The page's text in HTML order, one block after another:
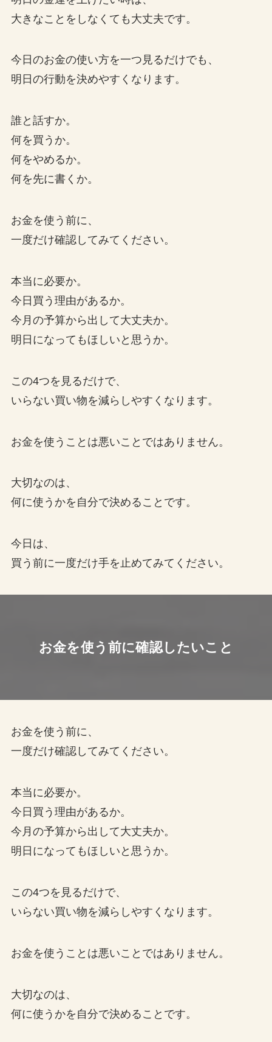
大きなことをしなくても大丈夫です。
今日のお金の使い方を一つ見るだけでも、
明日の行動を決めやすくなります。
誰と話すか。
何を買うか。
何をやめるか。
何を先に書くか。
お金を使う前に、
一度だけ確認してみてください。
本当に必要か。
今日買う理由があるか。
今月の予算から出して大丈夫か。
明日になってもほしいと思うか。
この4つを見るだけで、
いらない買い物を減らしやすくなります。
お金を使うことは悪いことではありません。
大切なのは、
何に使うかを自分で決めることです。
今日は、
買う前に一度だけ手を止めてみてください。
お金を使う前に確認したいこと
お金を使う前に、
一度だけ確認してみてください。
本当に必要か。
今日買う理由があるか。
今月の予算から出して大丈夫か。
明日になってもほしいと思うか。
この4つを見るだけで、
いらない買い物を減らしやすくなります。
お金を使うことは悪いことではありません。
大切なのは、
何に使うかを自分で決めることです。